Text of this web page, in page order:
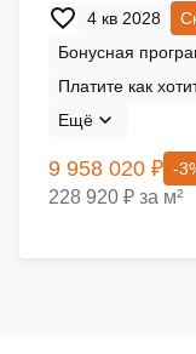
4 кв 2028
Бонусная
Платите как
Ещё
9 958 020 ₽ -
228 920 ₽ за м²